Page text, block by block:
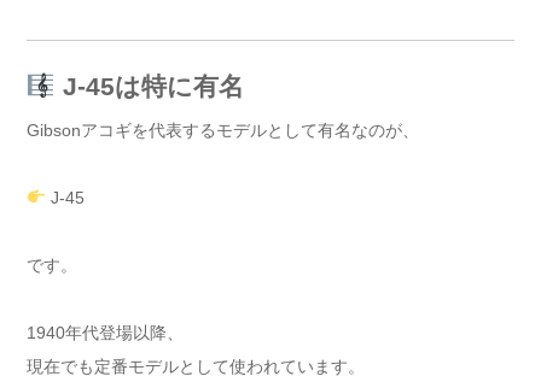
J-45は特に有名
Gibsonアコギを代表するモデルとして有名なのが、
J-45
です。
1940年代登場以降、
現在でも定番モデルとして使われています。